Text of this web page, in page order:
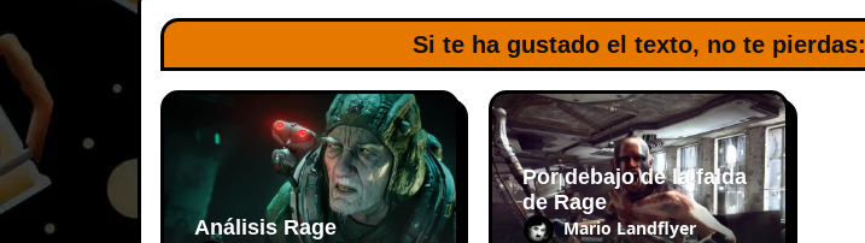
Si te ha gustado el texto, no te pierdas:
Análisis Rage
Por debajo de la falda
de Rage
Mario Landflyer